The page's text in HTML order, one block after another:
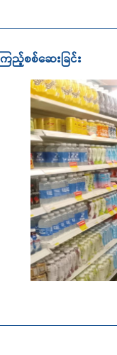
ည့်စစ်ဆေးခြင်း